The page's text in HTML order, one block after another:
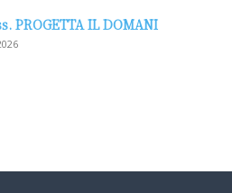
PROGETTA IL DOMANI